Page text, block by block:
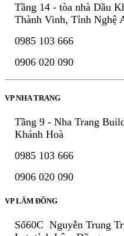
Tầng 14 - tòa nhà Dầu
Thành Vinh, Tỉnh Nghệ
0985 103 666
0906 020 090
VP NHA TRANG
Tầng 9 - Nha Trang
Khánh Hoà
0985 103 666
0906 020 090
VP LÂM ĐỒNG
Số60C Nguyễn Trung